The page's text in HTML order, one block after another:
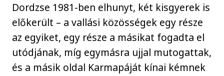
Dordzse 1981-ben elhunyt, két kisgyerek is
előkerült – a vallási közösségek egy része
az egyiket, egy része a másikat fogadta el
utódjának, míg egymásra ujjal mutogattak,
és a másik oldal Karmapáját kínai kémnek